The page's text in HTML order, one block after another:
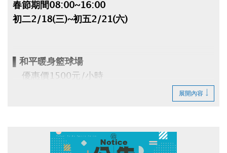
春節期間08:00~16:00
初二2/18(三)~初五2/21(六)
▌和平暖身籃球場
優惠價1500元/小時
即日起開放網路預約(可預約14日內場地)
網路預約請點我(開啟新視窗)
展開內容